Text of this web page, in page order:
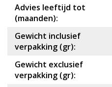
Advies leeftijd tot
(maanden):
Gewicht inclusief
verpakking (gr):
Gewicht exclusief
verpakking (gr):